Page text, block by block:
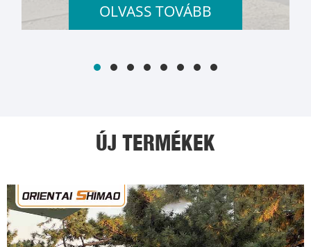
érdekében
OLVASS TOVÁBB
ÚJ TERMÉKEK